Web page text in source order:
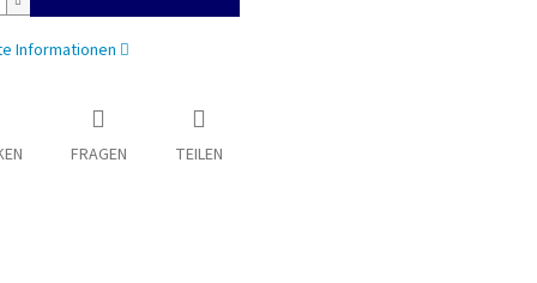
Informationen
FRAGEN TEILEN